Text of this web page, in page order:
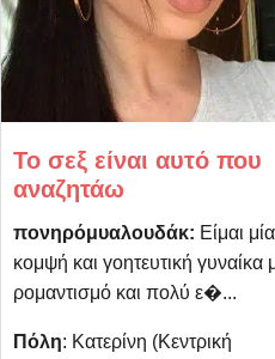
Το σεξ είναι αυτό που
αναζητάω
πονηρόμυαλουδάκ: Είμαι μία
κομψή και γοητευτική γυναίκα
ρομαντισμό και πολύ ε�...
Πόλη: Κατερίνη (Kεντρική